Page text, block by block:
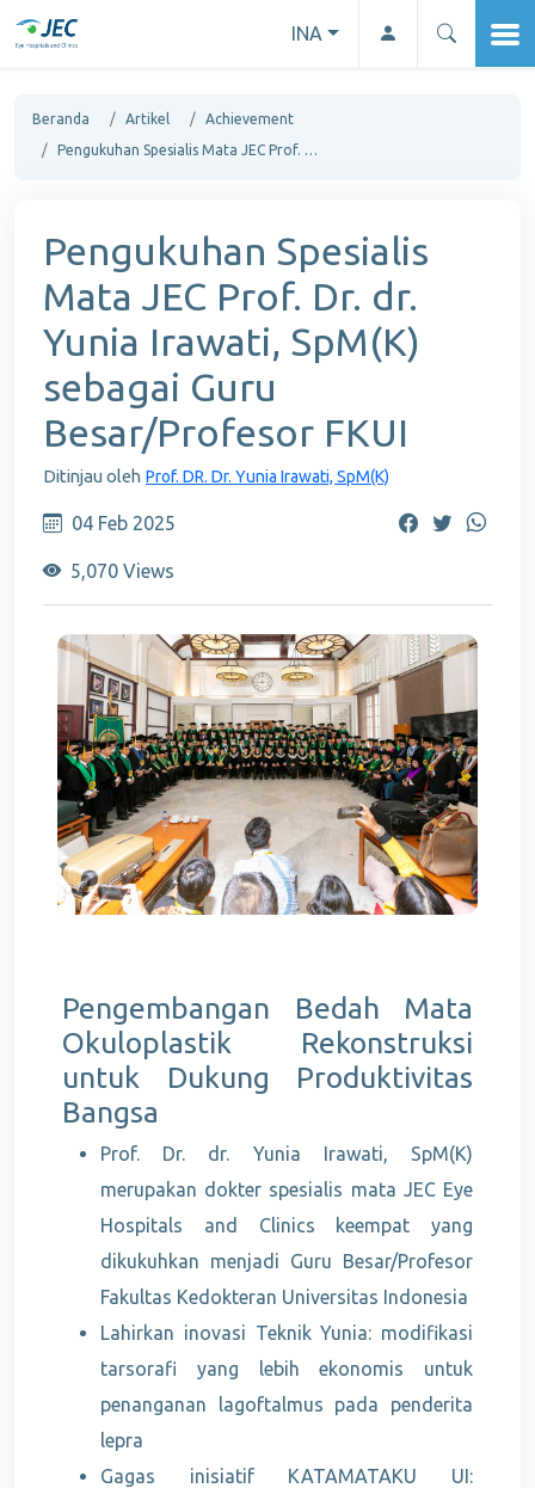
INA
Beranda Artikel
Achievement
Pengukuhan Spesialis Mata JEC Prof. Dr. dr. Yunia Irawati, SpM(K) sebagai Guru Besar/Profesor FKUI
Pengukuhan Spesialis
Mata JEC Prof. Dr. dr.
Yunia Irawati, SpM(K)
sebagai Guru
Besar/Profesor FKUI
Ditinjau oleh Prof. DR. Dr. Yunia Irawati, SpM(K)
04 Feb 2025
5,070 Views
Pengembangan Bedah Mata
Okuloplastik Rekonstruksi
untuk Dukung Produktivitas
Bangsa
Prof. Dr. dr. Yunia Irawati, SpM(K)
merupakan dokter spesialis mata JEC Eye
Hospitals and Clinics keempat yang
dikukuhkan menjadi Guru Besar/Profesor
Fakultas Kedokteran Universitas Indonesia
Lahirkan inovasi Teknik Yunia: modifikasi
tarsorafi yang lebih ekonomis untuk
penanganan lagoftalmus pada penderita
lepra
Gagas inisiatif KATAMATAKU UI: